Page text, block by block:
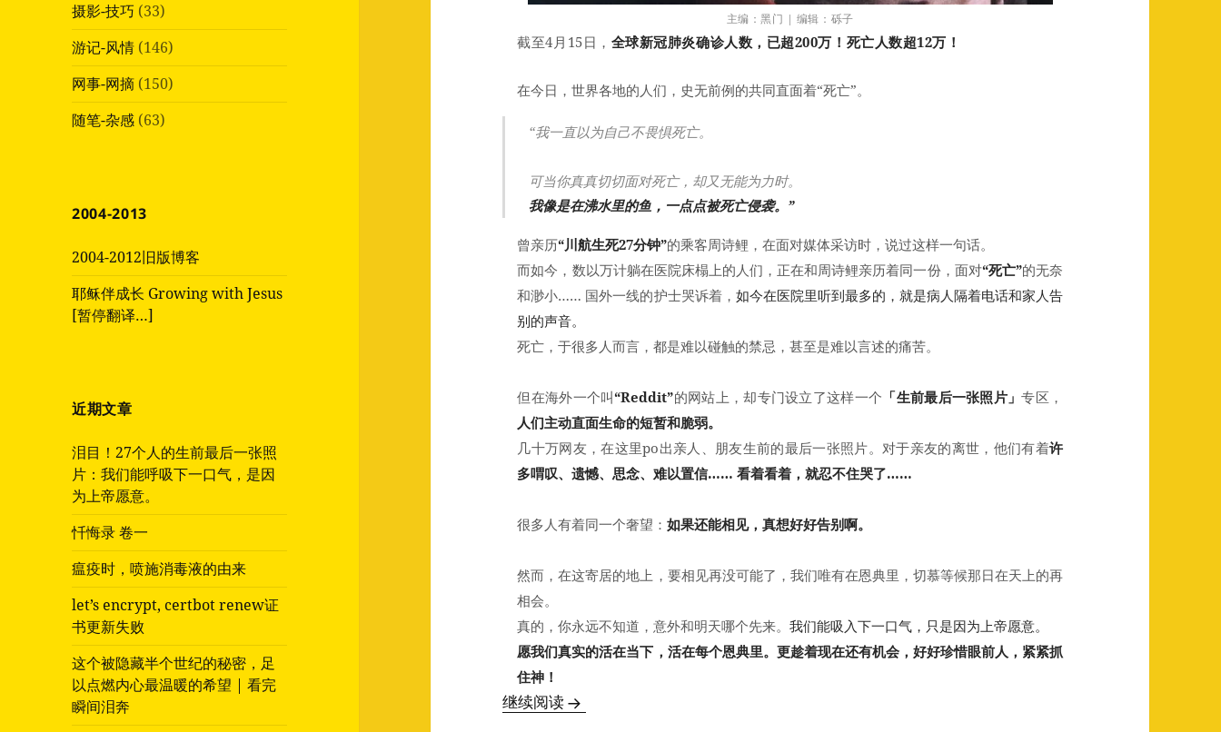
摄影-技巧 (33)
游记-风情 (146)
网事-网摘 (150)
随笔-杂感 (63)
2004-2013
2004-2012旧版博客
耶稣伴成长 Growing with Jesus
[暂停翻译…]
近期文章
泪目！27个人的生前最后一张照
片：我们能呼吸下一口气，是因
为上帝愿意。
忏悔录 卷一
瘟疫时，喷施消毒液的由来
let’s encrypt, certbot renew证
书更新失败
这个被隐藏半个世纪的秘密，足
以点燃内心最温暖的希望 | 看完
瞬间泪奔
主编：黑门 | 编辑：砾子
截至4月15日， 全球新冠肺炎确诊人数，已超200万！死亡人数超12万！
在今日，世界各地的人们，史无前例的共同直面着“死亡”。
“我一直以为自己不畏惧死亡。
可当你真真切切面对死亡，却又无能为力时。
我像是在沸水里的鱼，一点点被死亡侵袭。”
曾亲历“川航生死27分钟”的乘客周诗鲤，在面对媒体采访时，说过这样一句话。
而如今，数以万计躺在医院床榻上的人们，正在和周诗鲤亲历着同一份，面对“死亡”的无奈
和渺小…… 国外一线的护士哭诉着， 如今在医院里听到最多的，就是病人隔着电话和家人告
别的声音。
死亡，于很多人而言，都是难以碰触的禁忌，甚至是难以言述的痛苦。
但在海外一个叫“Reddit”的网站上，却专门设立了这样一个 「生前最后一张照片」专区，
人们主动直面生命的短暂和脆弱。
几十万网友，在这里po出亲人、朋友生前的最后一张照片。对于亲友的离世，他们有着许
多喟叹、遗憾、思念、难以置信…… 看着看着，就忍不住哭了……
很多人有着同一个奢望：如果还能相见，真想好好告别啊。
然而，在这寄居的地上，要相见再没可能了，我们唯有在恩典里，切慕等候那日在天上的再
相会。
真的，你永远不知道，意外和明天哪个先来。我们能吸入下一口气，只是因为上帝愿意。
愿我们真实的活在当下，活在每个恩典里。更趁着现在还有机会，好好珍惜眼前人，紧紧抓
住神！
继续阅读泪目！27个人的生前最后一张照片：我们能呼吸下一口气，是因为上帝愿意。